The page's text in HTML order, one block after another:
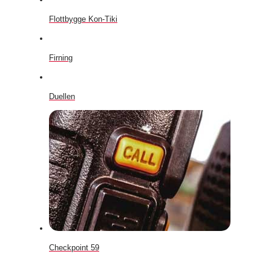
Flottbygge Kon-Tiki
Firning
Duellen
Checkpoint 59